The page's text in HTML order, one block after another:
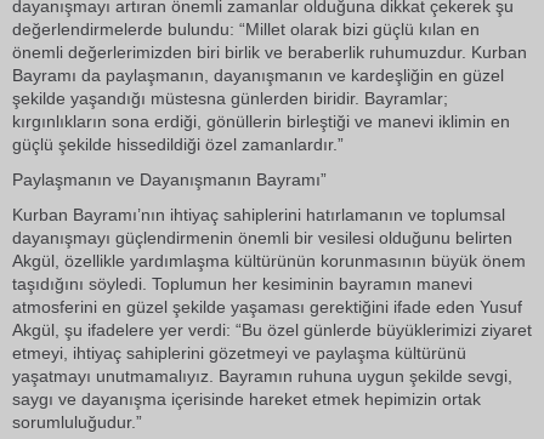
dayanışmayı artıran önemli zamanlar olduğuna dikkat çekerek şu
değerlendirmelerde bulundu: “Millet olarak bizi güçlü kılan en
önemli değerlerimizden biri birlik ve beraberlik ruhumuzdur. Kurban
Bayramı da paylaşmanın, dayanışmanın ve kardeşliğin en güzel
şekilde yaşandığı müstesna günlerden biridir. Bayramlar;
kırgınlıkların sona erdiği, gönüllerin birleştiği ve manevi iklimin en
güçlü şekilde hissedildiği özel zamanlardır.”
Paylaşmanın ve Dayanışmanın Bayramı”
Kurban Bayramı’nın ihtiyaç sahiplerini hatırlamanın ve toplumsal
dayanışmayı güçlendirmenin önemli bir vesilesi olduğunu belirten
Akgül, özellikle yardımlaşma kültürünün korunmasının büyük önem
taşıdığını söyledi. Toplumun her kesiminin bayramın manevi
atmosferini en güzel şekilde yaşaması gerektiğini ifade eden Yusuf
Akgül, şu ifadelere yer verdi: “Bu özel günlerde büyüklerimizi ziyaret
etmeyi, ihtiyaç sahiplerini gözetmeyi ve paylaşma kültürünü
yaşatmayı unutmamalıyız. Bayramın ruhuna uygun şekilde sevgi,
saygı ve dayanışma içerisinde hareket etmek hepimizin ortak
sorumluluğudur.”